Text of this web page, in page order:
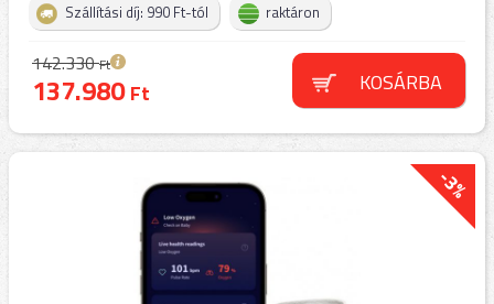
Szállítási díj: 990 Ft-tól raktáron
142.330Ft
137.980Ft KOSÁRBA
-3%